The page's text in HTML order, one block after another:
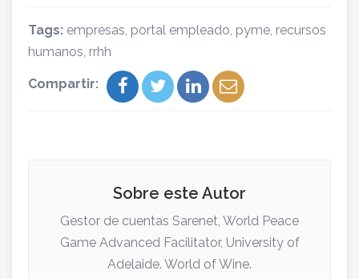
Tags: empresas, portal empleado, pyme, recursos
humanos, rrhh
Compartir:
Sobre este Autor
Gestor de cuentas Sarenet, World Peace
Game Advanced Facilitator, University of
Adelaide. World of Wine.